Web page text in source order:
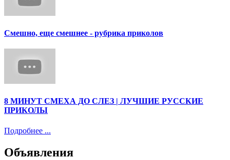
Смешно, еще смешнее - рубрика приколов
8 МИНУТ СМЕХА ДО СЛЕЗ | ЛУЧШИЕ РУССКИЕ
ПРИКОЛЫ
Подробнее ...
Объявления